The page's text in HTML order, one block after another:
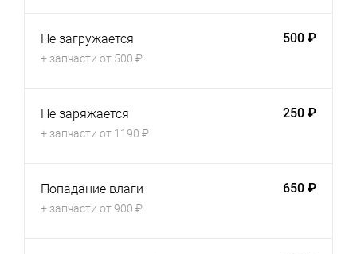
Не загружается
+ запчасти от 500 ₽
500 ₽
Не заряжается
+ запчасти от 1190 ₽
250 ₽
Попадание влаги
+ запчасти от 900 ₽
650 ₽